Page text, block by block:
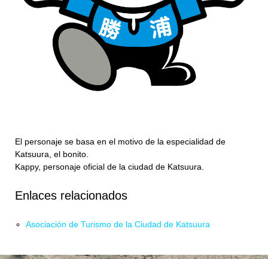
El personaje se basa en el motivo de la especialidad de
Katsuura, el bonito.
Kappy, personaje oficial de la ciudad de Katsuura.
Enlaces relacionados
Asociación de Turismo de la Ciudad de Katsuura